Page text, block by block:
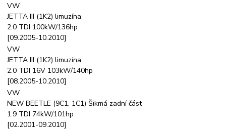
VW
JETTA III (1K2) limuzína
2.0 TDI 100kW/136hp
[09.2005-10.2010]
VW
JETTA III (1K2) limuzína
2.0 TDI 16V 103kW/140hp
[08.2005-10.2010]
VW
NEW BEETLE (9C1, 1C1) Šikmá zadní část
1.9 TDI 74kW/101hp
[02.2001-09.2010]